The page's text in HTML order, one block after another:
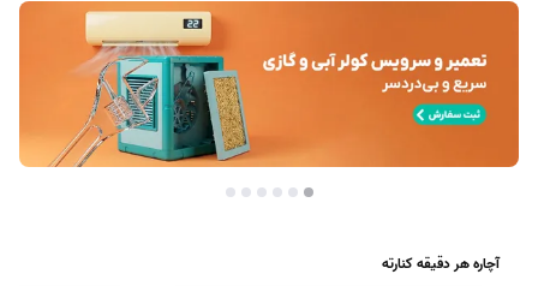
آچاره هر دقیقه کنارته